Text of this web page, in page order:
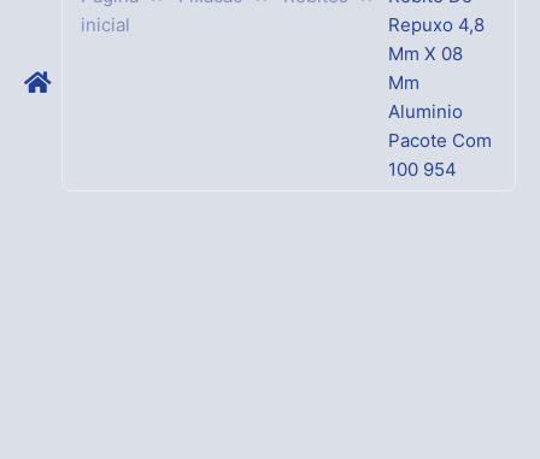
inicial
Repuxo 4,8
Mm X 08
Mm
Aluminio
Pacote Com
100 954